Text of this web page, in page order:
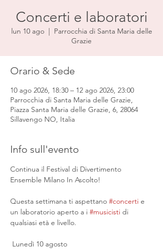
Concerti e laboratori
lun 10 ago
  |
Parrocchia di Santa Maria delle
Grazie
Orario & Sede
10 ago 2026, 18:30 – 12 ago 2026, 23:00
Parrocchia di Santa Maria delle Grazie,
Piazza Santa Maria delle Grazie, 6, 28064
Sillavengo NO, Italia
Info sull'evento
Continua il Festival di Divertimento
Ensemble Milano In Ascolto!
Questa settimana ti aspettano #concerti e
un laboratorio aperto a i #musicisti di
qualsiasi età e livello.
Lunedì 10 agosto